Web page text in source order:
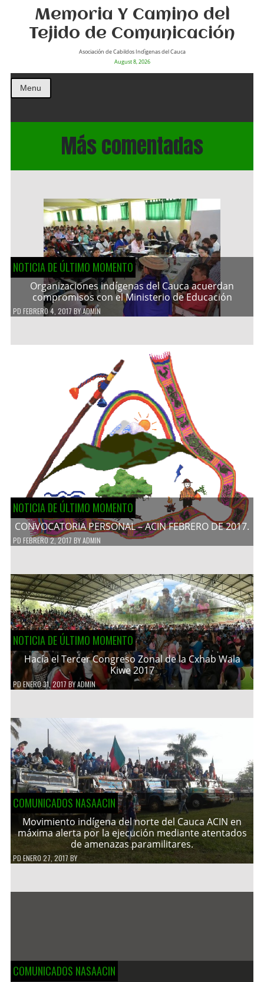
Memoria Y Camino del
Tejido de Comunicación
Asociación de Cabildos Indìgenas del Cauca
August 8, 2026
Menu
Más comentadas
NOTICIA DE ÚLTIMO MOMENTO
Organizaciones indígenas del Cauca acuerdan
compromisos con el Ministerio de Educación
PD FEBRERO 4, 2017 BYADMIN
NOTICIA DE ÚLTIMO MOMENTO
CONVOCATORIA PERSONAL – ACIN FEBRERO DE 2017.
PD FEBRERO 2, 2017 BYADMIN
NOTICIA DE ÚLTIMO MOMENTO
Hacía el Tercer Congreso Zonal de la Cxhab Wala
Kiwe 2017
PDENERO 31, 2017 BYADMIN
COMUNICADOS NASAACIN
Movimiento indígena del norte del Cauca ACIN en
máxima alerta por la ejecución mediante atentados
de amenazas paramilitares.
PDENERO 27, 2017 BY
COMUNICADOS NASAACIN